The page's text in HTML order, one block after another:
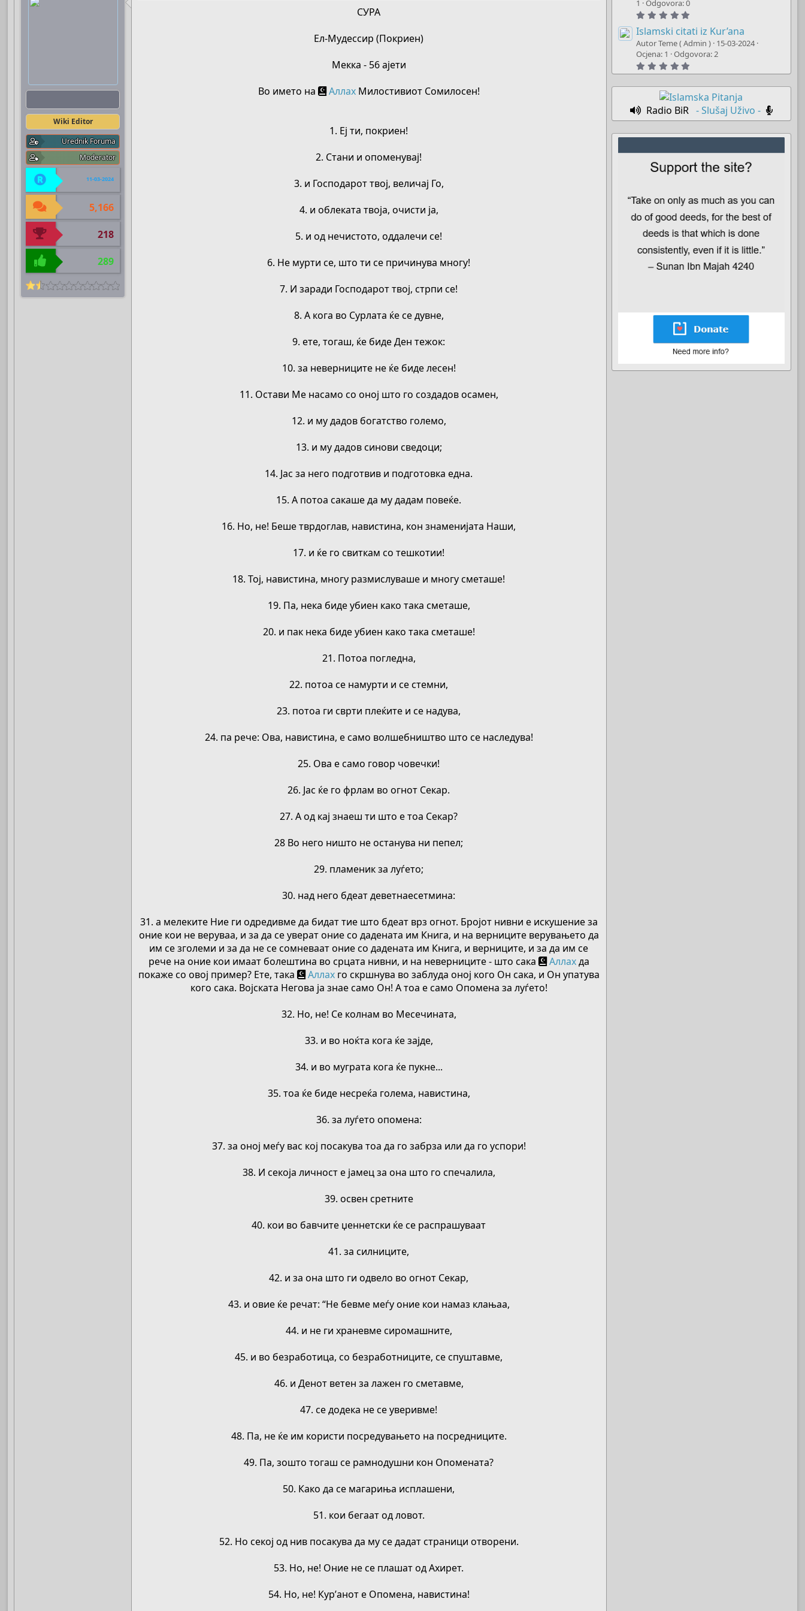
Wiki Editor
Urednik Foruma
Moderator
11-03-2024
5,166
218
289
СУРА
Ел-Мудессир (Покриен)
Мекка - 56 ајети
Во името на
АллахМилостивиот Сомилосен!
1. Еј ти, покриен!
2. Стани и опоменувај!
3. и Господарот твој, величај Го,
4. и облеката твоја, очисти ја,
5. и од нечистото, оддалечи се!
6. Не мурти се, што ти се причинува многу!
7. И заради Господарот твој, стрпи се!
8. А кога во Сурлата ќе се дувне,
9. ете, тогаш, ќе биде Ден тежок:
10. за неверниците не ќе биде лесен!
11. Остави Ме насамо со оној што го создадов осамен,
12. и му дадов богатство големо,
13. и му дадов синови сведоци;
14. Јас за него подготвив и подготовка една.
15. А потоа сакаше да му дадам повеќе.
16. Но, не! Беше тврдоглав, навистина, кон знаменијата Наши,
17. и ќе го свиткам со тешкотии!
18. Тој, навистина, многу размислуваше и многу сметаше!
19. Па, нека биде убиен како така сметаше,
20. и пак нека биде убиен како така сметаше!
21. Потоа погледна,
22. потоа се намурти и се стемни,
23. потоа ги сврти плеќите и се надува,
24. па рече: Ова, навистина, е само волшебништво што се наследува!
25. Ова е само говор човечки!
26. Јас ќе го фрлам во огнот Секар.
27. А од кај знаеш ти што е тоа Секар?
28 Во него ништо не останува ни пепел;
29. пламеник за луѓето;
30. над него бдеат деветнаесетмина:
31. а мелеките Ние ги одредивме да бидат тие што бдеат врз огнот. Бројот нивни е искушение за
оние кои не веруваа, и за да се уверат оние со дадената им Книга, и на верниците верувањето да
им се зголеми и за да не се сомневаат оние со дадената им Книга, и верниците, и за да им се
рече на оние кои имаат болештина во срцата нивни, и на неверниците - што сака
Аллахда
покаже со овој пример? Ете, така
Аллахго скршнува во заблуда оној кого Он сака, и Он упатува
кого сака. Војската Негова ја знае само Он! А тоа е само Опомена за луѓето!
32. Но, не! Се колнам во Месечината,
33. и во ноќта кога ќе зајде,
34. и во муграта кога ќе пукне...
35. тоа ќе биде несреќа голема, навистина,
36. за луѓето опомена:
37. за оној меѓу вас кој посакува тоа да го забрза или да го успори!
38. И секоја личност е јамец за она што го спечалила,
39. освен сретните
40. кои во бавчите џеннетски ќе се распрашуваат
41. за силниците,
42. и за она што ги одвело во огнот Секар,
43. и овие ќе речат: “Не бевме меѓу оние кои намаз клањаа,
44. и не ги храневме сиромашните,
45. и во безработица, со безработниците, се спуштавме,
46. и Денот ветен за лажен го сметавме,
47. се додека не се уверивме!
48. Па, не ќе им користи посредувањето на посредниците.
49. Па, зошто тогаш се рамнодушни кон Опомената?
50. Како да се магариња исплашени,
51. кои бегаат од ловот.
52. Но секој од нив посакува да му се дадат страници отворени.
53. Но, не! Оние не се плашат од Ахирет.
54. Но, не! Кур’анот е Опомена, навистина!
s
)
1
Odgovora: 0
0
0
s
t
(
s
Islamski citati iz Kur’ana
Autor Teme ( Admin ) 15-03-2024
Ocjena: 1
Odgovora: 2
.
0
s
t
r
s
Radio BiR - Slušaj Uživo -